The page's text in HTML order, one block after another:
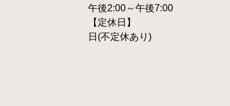
午後2:00～午後7:00
【定休日】
日(不定休あり)